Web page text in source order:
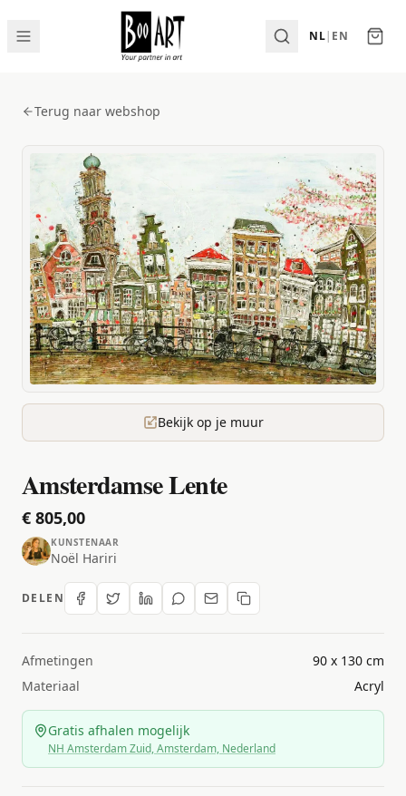
NL| EN
Terug naar webshop
Bekijk op je muur
Amsterdamse Lente
€ 805,00
KUNSTENAAR
Noël Hariri
DELEN
Afmetingen
90 x 130 cm
Materiaal
Acryl
Gratis afhalen mogelijk
NH Amsterdam Zuid, Amsterdam, Nederland